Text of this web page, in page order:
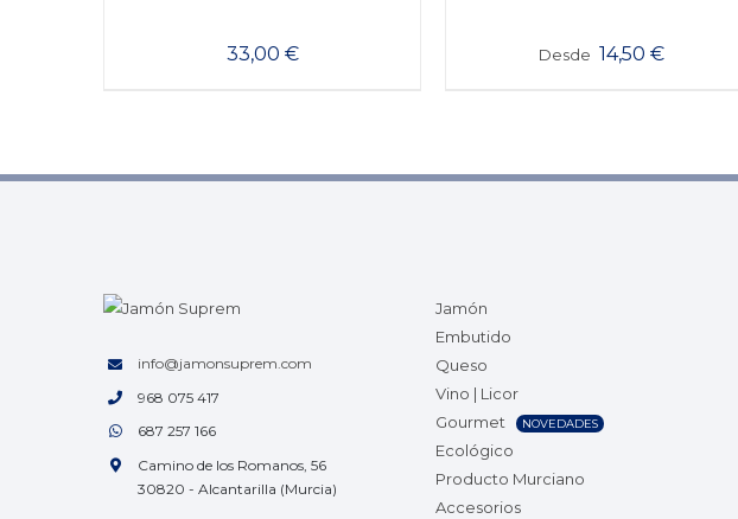
33,00 € Desde 14,50€
info@jamonsuprem.com
968 075 417
687 257 166
Camino de los Romanos, 56
30820 - Alcantarilla (Murcia)
Jamón
Embutido
Queso
Vino | Licor
Gourmet
NOVEDADES
Ecológico
Producto Murciano
Accesorios